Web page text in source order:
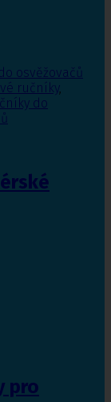
osvěžovačů
ručníky,
do
pro